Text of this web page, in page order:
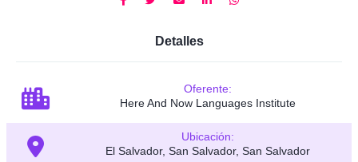
Detalles
Oferente:
Here And Now Languages Institute
Ubicación:
El Salvador, San Salvador, San Salvador